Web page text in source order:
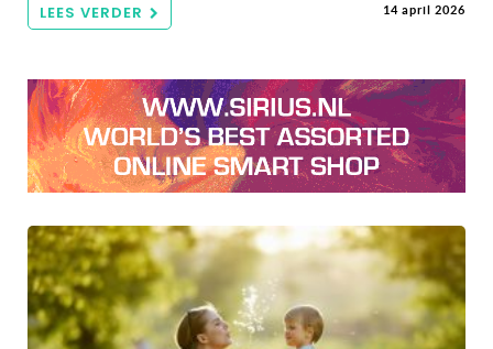
LEES VERDER 14 april 2026